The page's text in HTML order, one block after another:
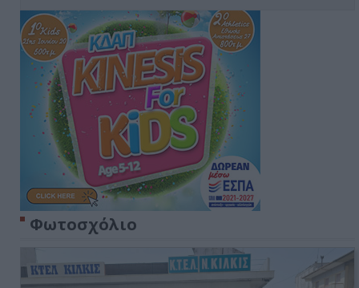
Φωτοσχόλιο